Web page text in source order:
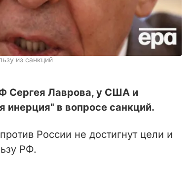
из санкций
Сергея Лаврова, у США и
инерция" в вопросе санкций.
России не достигнут цели и
РФ.